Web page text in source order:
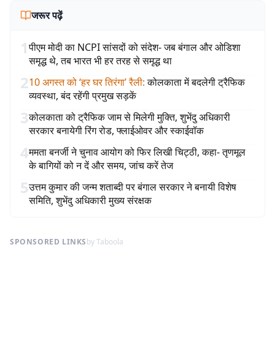
जरूर पढ़ें
1पीएम मोदी का NCPI सांसदों को संदेश- जब बंगाल और ओडिशा
समृद्ध थे, तब भारत भी हर तरह से समृद्ध था
210 अगस्त को ‘हर घर तिरंगा’ रैली: कोलकाता में बदलेगी ट्रैफिक
व्यवस्था, बंद रहेंगी प्रमुख सड़कें
3कोलकाता को ट्रैफिक जाम से मिलेगी मुक्ति, शुभेंदु अधिकारी
सरकार बनायेगी रिंग रोड, फ्लाईओवर और स्काईवॉक
4ममता बनर्जी ने चुनाव आयोग को फिर लिखी चिट्ठी, कहा- तृणमूल
के बागियों को न दें और समय, जांच करें तेज
5उत्तम कुमार की जन्म शताब्दी पर बंगाल सरकार ने बनायी विशेष
समिति, शुभेंदु अधिकारी मुख्य संरक्षक
SPONSORED LINKSby Taboola